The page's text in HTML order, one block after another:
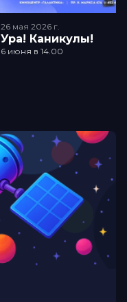
26 мая 2026 г.
Ура! Каникулы!
6 июня в 14.00